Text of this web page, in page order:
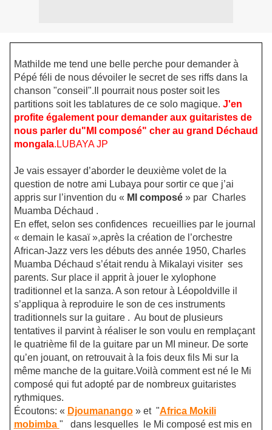
Mathilde me tend une belle perche pour demander à
Pépé féli de nous dévoiler le secret de ses riffs dans la
chanson "conseil".Il pourrait nous poster soit les
partitions soit les tablatures de ce solo magique. J'en
profite également pour demander aux guitaristes de
nous parler du"MI composé" cher au grand Déchaud
mongala. LUBAYA JP
Je vais essayer d’aborder le deuxième volet de la
question de notre ami Lubaya pour sortir ce que j’ai
appris sur l’invention du « MI composé» par Charles
Muamba Déchaud .
En effet, selon ses confidences recueillies par le journal
« demain le kasaï »,après la création de l’orchestre
African-Jazz vers les débuts des année 1950, Charles
Muamba Déchaud s’était rendu à Mikalayi visiter ses
parents. Sur place il apprit à jouer le xylophone
traditionnel et la sanza. A son retour à Léopoldville il
s’appliqua à reproduire le son de ces instruments
traditionnels sur la guitare . Au bout de plusieurs
tentatives il parvint à réaliser le son voulu en remplaçant
le quatrième fil de la guitare par un MI mineur. De sorte
qu’en jouant, on retrouvait à la fois deux fils Mi sur la
même manche de la guitare.Voilà comment est né le Mi
composé qui fut adopté par de nombreux guitaristes
rythmiques.
Écoutons: « Djoumanango» et "Africa Mokili
mobimba "
dans lesquelles le Mi composé est mis en